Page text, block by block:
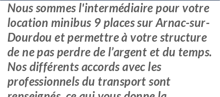
Nous sommes l'intermédiaire pour votre
location minibus 9 places sur Arnac-sur-
Dourdou et permettre à votre structure
de ne pas perdre de l’argent et du temps.
Nos différents accords avec les
professionnels du transport sont